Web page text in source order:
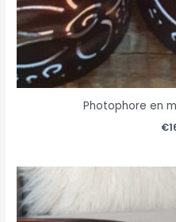
Photophore en
€